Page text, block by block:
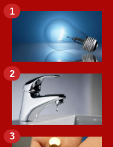
1
2
3